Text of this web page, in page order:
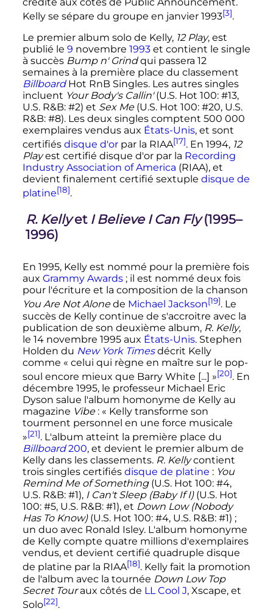
Kelly se sépare du groupe en janvier 1993[3].
Le premier album solo de Kelly, 12 Play, est
publié le 9 novembre 1993et contient le single
à succès Bump n' Grindqui passera 12
semainesà la première place du classement
BillboardHot RnB Singles. Les autres singles
incluent Your Body's Callin'(U.S. Hot 100: #13,
U.S. R&B: #2) et Sex Me(U.S. Hot 100: #20, U.S.
R&B: #8). Les deux singles comptent 500 000
exemplaires vendus aux États-Unis, et sont
certifiés disque d'orpar la RIAA[17]. En 1994, 12
Playest certifié disque d'or par la Recording
Industry Association of America (RIAA), et
devient finalement certifié sextuple disque de
platine[18].
R. Kellyet I Believe I Can Fly(1995–
1996)
En 1995, Kelly est nommé pour la première fois
aux Grammy Awards ; il est nommé deux fois
pour l'écriture et la composition de la chanson
You Are Not Alonede Michael Jackson[19]. Le
succès de Kelly continue de s'accroitre avec la
publication de son deuxième album, R. Kelly,
le 14 novembre 1995aux États-Unis. Stephen
Holden du New York Timesdécrit Kelly
comme « celui qui règne en maître sur le pop-
soul encore mieux que Barry White [...] »[20]. En
décembre 1995, le professeur Michael Eric
Dyson salue l'album homonyme de Kelly au
magazine Vibe : « Kelly transforme son
tourment personnel en une force musicale
»[21]. L'album atteint la première place du
Billboard200, et devient le premier album de
Kelly dans les classements. R. Kellycontient
trois singles certifiés disque de platine : You
Remind Me of Something(U.S. Hot 100: #4,
U.S. R&B: #1), I Can't Sleep (Baby If I)(U.S. Hot
100: #5, U.S. R&B: #1), et Down Low (Nobody
Has To Know)(U.S. Hot 100: #4, U.S. R&B: #1) ;
un duo avec Ronald Isley. L'album homonyme
de Kelly compte quatre millions d'exemplaires
vendus, et devient certifié quadruple disque
de platine par la RIAA[18]. Kelly fait la promotion
de l'album avec la tournée Down Low Top
Secret Touraux côtés de LL Cool J, Xscape, et
Solo[22].